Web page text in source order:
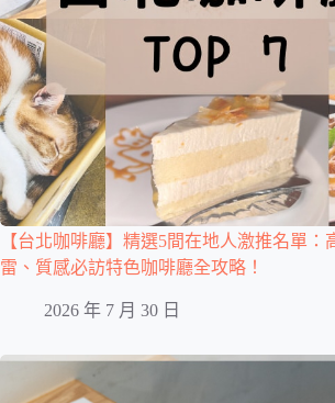
【台北咖啡廳】精選5間在地人激推名單：
雷、質感必訪特色咖啡廳全攻略！
2026 年 7 月 30 日